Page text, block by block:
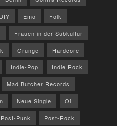
DIY Emo Folk
Frauen in der Subkultur
Grunge Hardcore
Indie-Pop Indie Rock
Mad Butcher Records
Neue Single Oi!
Post-Punk Post-Rock